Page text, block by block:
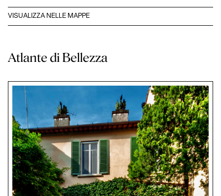
VISUALIZZA NELLE MAPPE
Atlante di Bellezza